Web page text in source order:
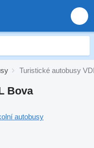
Turistické autobusy
Bova
autobusy